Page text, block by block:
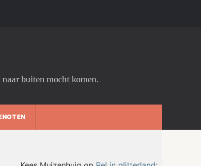
buiten mocht komen.